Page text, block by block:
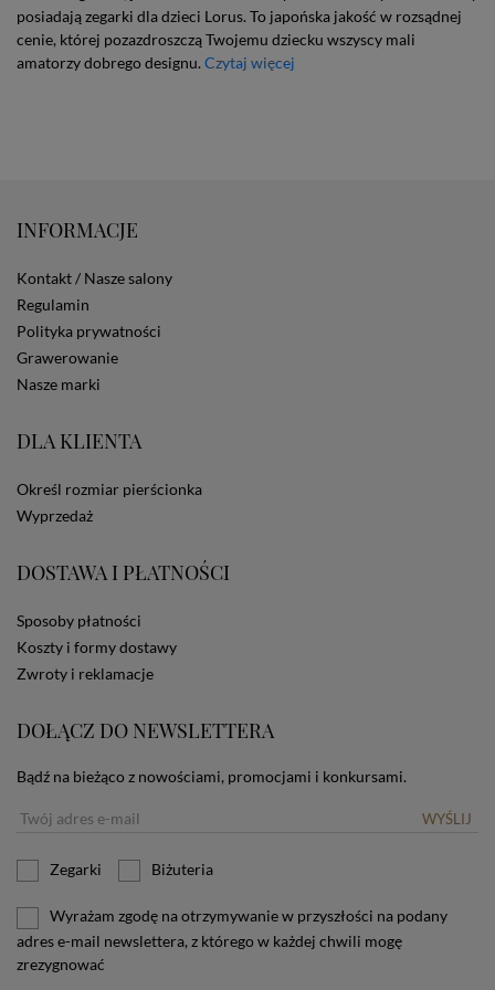
zamieszczane w urządzeniu końcowym każdego
użytkownika. Jeżeli użytkownik nie wyraża zgody na
stosowanie plików cookies powinien zmienić
posiadają zegarki dla dzieci Lorus. To japońska jakość w rozsądnej
cenie, której pozazdroszczą Twojemu dziecku wszyscy mali
amatorzy dobrego designu. Czytaj więcej
INFORMACJE
Kontakt / Nasze salony
Regulamin
Polityka prywatności
Grawerowanie
Nasze marki
DLA KLIENTA
Określ rozmiar pierścionka
Wyprzedaż
DOSTAWA I PŁATNOŚCI
Sposoby płatności
Koszty i formy dostawy
Zwroty i reklamacje
DOŁĄCZ DO NEWSLETTERA
Bądź na bieżąco z nowościami, promocjami i konkursami.
WYŚLIJ
Zegarki Biżuteria
Wyrażam zgodę na otrzymywanie w przyszłości na podany
adres e-mail newslettera, z którego w każdej chwili mogę
zrezygnować